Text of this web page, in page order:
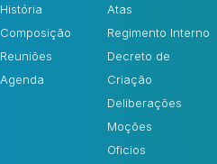
História
Composição
Reuniões
Agenda
Atas
Regimento Interno
Decreto de
Criação
Deliberações
Moções
Oficios